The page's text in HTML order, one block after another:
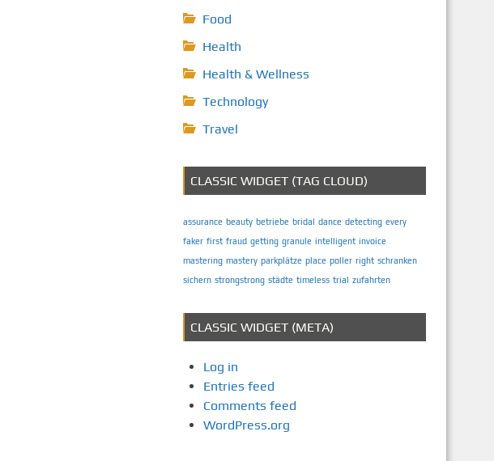
Food
Health
Health & Wellness
Technology
Travel
CLASSIC WIDGET (TAG CLOUD)
assurance beauty betriebe bridal dance detecting every
faker first fraud getting granule intelligent invoice
mastering mastery parkplätze place poller right schranken
sichern strongstrong städte timeless trial zufahrten
CLASSIC WIDGET (META)
Log in
Entries feed
Comments feed
WordPress.org